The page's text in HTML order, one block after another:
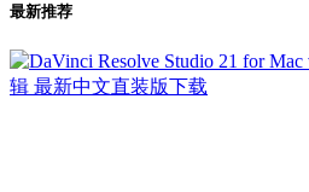
最新推荐